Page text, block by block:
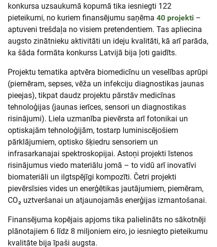
konkursa uzsaukumā kopumā tika iesniegti 122
pieteikumi, no kuriem finansējumu saņēma 40 projekti –
aptuveni trešdaļa no visiem pretendentiem. Tas apliecina
augsto zinātnieku aktivitāti un ideju kvalitāti, kā arī parāda,
ka šāda formāta konkurss Latvijā bija ļoti gaidīts.
Projektu tematika aptvēra biomedicīnu un veselības aprūpi
(piemēram, sepses, vēža un infekciju diagnostikas jaunas
pieejas), tikpat daudz projektu pārstāv medicīnas
tehnoloģijas (jaunas ierīces, sensori un diagnostikas
risinājumi). Liela uzmanība pievērsta arī fotonikai un
optiskajām tehnoloģijām, tostarp luminiscējošiem
pārklājumiem, optisko šķiedru sensoriem un
infrasarkanajai spektroskopijai. Astoņi projekti īstenos
risinājumus viedo materiālu jomā – to vidū arī inovatīvi
biomateriāli un ilgtspējīgi kompozīti. Četri projekti
pievērsīsies vides un enerģētikas jautājumiem, piemēram,
CO₂ uztveršanai un atjaunojamās enerģijas izmantošanai.
Finansējuma kopējais apjoms tika palielināts no sākotnēji
plānotajiem 6 līdz 8 miljoniem eiro, jo iesniegto pieteikumu
kvalitāte bija īpaši augsta.